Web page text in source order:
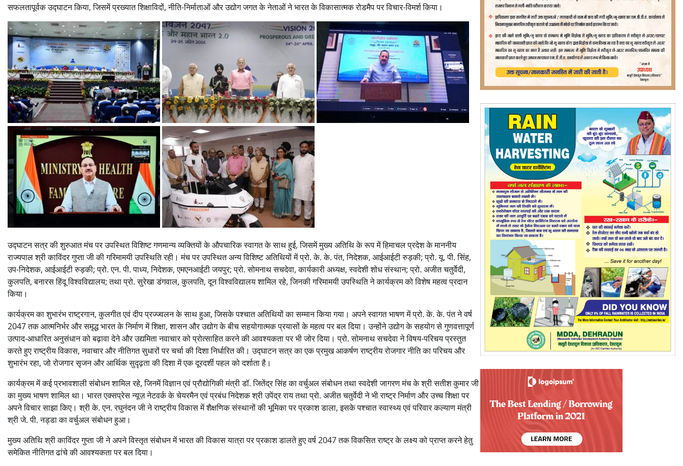
सफलतापूर्वक उद्घाटन किया, जिसमें प्रख्यात शिक्षाविदों, नीति-निर्माताओं और उद्योग जगत के नेताओं ने भारत के विकासात्मक रोडमैप पर विचार-विमर्श किया।
उद्घाटन सत्र की शुरुआत मंच पर उपस्थित विशिष्ट गणमान्य व्यक्तियों के औपचारिक स्वागत के साथ हुई, जिसमें मुख्य अतिथि के रूप में हिमाचल प्रदेश के माननीय
राज्यपाल श्री काविंदर गुप्ता जी की गरिमामयी उपस्थिति रही। मंच पर उपस्थित अन्य विशिष्ट अतिथियों में प्रो. के. के. पंत, निदेशक, आईआईटी रुड़की; प्रो. यू. पी. सिंह,
उप-निदेशक, आईआईटी रुड़की; प्रो. एन. पी. पाध्य, निदेशक, एमएनआईटी जयपुर; प्रो. सोमनाथ सचदेवा, कार्यकारी अध्यक्ष, स्वदेशी शोध संस्थान; प्रो. अजीत चतुर्वेदी,
कुलपति, बनारस हिंदू विश्वविद्यालय; तथा प्रो. सुरेखा डंगवाल, कुलपति, दून विश्वविद्यालय शामिल रहे, जिनकी गरिमामयी उपस्थिति ने कार्यक्रम को विशेष महत्व प्रदान
किया।
कार्यक्रम का शुभारंभ राष्ट्रगान, कुलगीत एवं दीप प्रज्ज्वलन के साथ हुआ, जिसके पश्चात अतिथियों का सम्मान किया गया। अपने स्वागत भाषण में प्रो. के. के. पंत ने वर्ष
2047 तक आत्मनिर्भर और समृद्ध भारत के निर्माण में शिक्षा, शासन और उद्योग के बीच सहयोगात्मक प्रयासों के महत्व पर बल दिया। उन्होंने उद्योग के सहयोग से गुणवत्तापूर्ण
उत्पाद-आधारित अनुसंधान को बढ़ावा देने और उद्यमिता नवाचार को प्रोत्साहित करने की आवश्यकता पर भी जोर दिया। प्रो. सोमनाथ सचदेवा ने विषय-परिचय प्रस्तुत
करते हुए राष्ट्रीय विकास, नवाचार और नीतिगत सुधारों पर चर्चा की दिशा निर्धारित की। उद्घाटन सत्र का एक प्रमुख आकर्षण राष्ट्रीय रोजगार नीति का परिचय और
शुभारंभ रहा, जो रोजगार सृजन और आर्थिक सुदृढ़ता की दिशा में एक दूरदर्शी पहल को दर्शाता है।
कार्यक्रम में कई प्रभावशाली संबोधन शामिल रहे, जिनमें विज्ञान एवं प्रौद्योगिकी मंत्री डॉ. जितेंद्र सिंह का वर्चुअल संबोधन तथा स्वदेशी जागरण मंच के श्री सतीश कुमार जी
का मुख्य भाषण शामिल था। भारत एक्सप्रेस न्यूज़ नेटवर्क के चेयरमैन एवं प्रबंध निदेशक श्री उपेंद्र राय तथा प्रो. अजीत चतुर्वेदी ने भी राष्ट्र निर्माण और उच्च शिक्षा पर
अपने विचार साझा किए। श्री के. एन. रघुनंदन जी ने राष्ट्रीय विकास में शैक्षणिक संस्थानों की भूमिका पर प्रकाश डाला, इसके पश्चात स्वास्थ्य एवं परिवार कल्याण मंत्री
श्री जे. पी. नड्डा का वर्चुअल संबोधन हुआ।
मुख्य अतिथि श्री काविंदर गुप्ता जी ने अपने विस्तृत संबोधन में भारत की विकास यात्रा पर प्रकाश डालते हुए वर्ष 2047 तक विकसित राष्ट्र के लक्ष्य को प्राप्त करने हेतु
समेकित नीतिगत ढांचे की आवश्यकता पर बल दिया।